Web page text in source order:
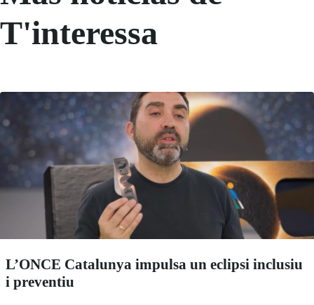
T'interessa
L’ONCE Catalunya impulsa un eclipsi inclusiu
i preventiu